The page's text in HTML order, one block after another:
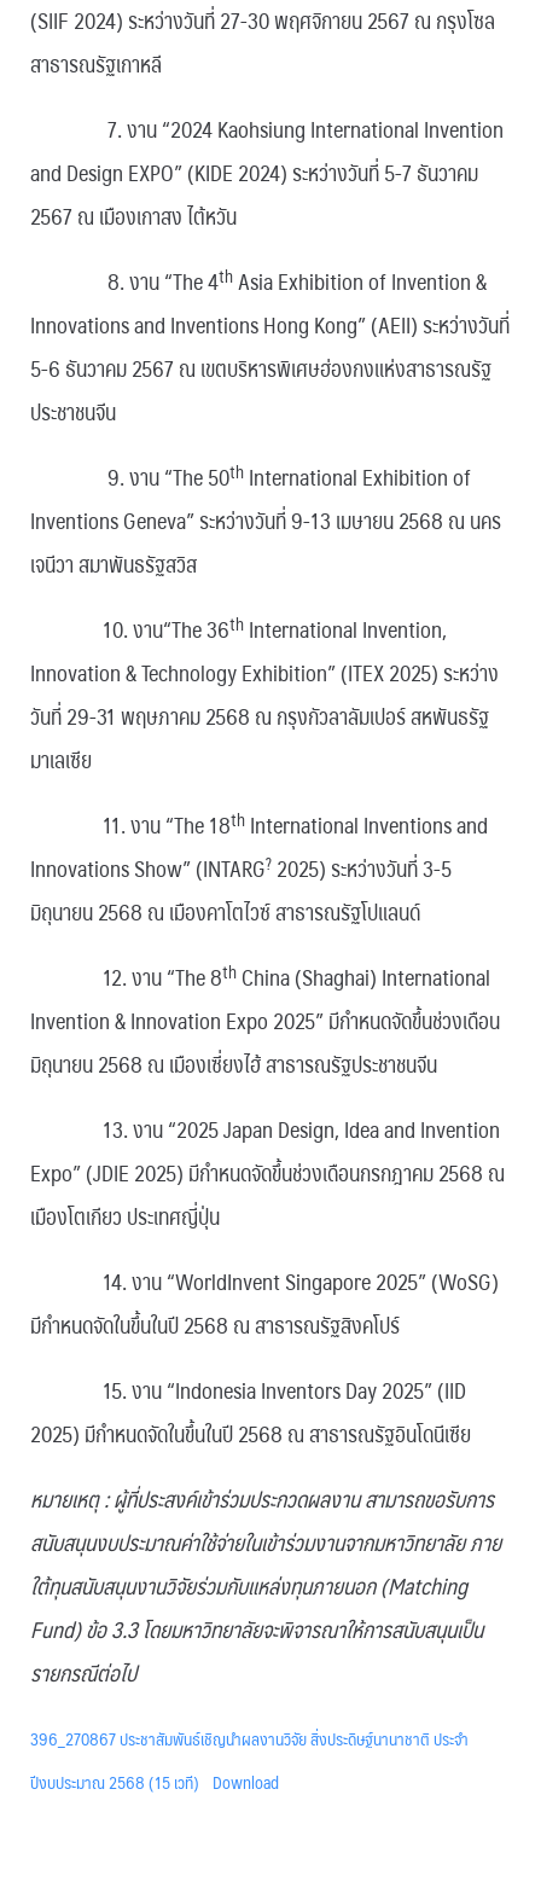
(SIIF 2024) ระหว่างวันที่ 27-30 พฤศจิกายน 2567 ณ กรุงโซล
สาธารณรัฐเกาหลี
7. งาน “2024 Kaohsiung International Invention
and Design EXPO” (KIDE 2024) ระหว่างวันที่ 5-7 ธันวาคม
2567 ณ เมืองเกาสง ไต้หวัน
8. งาน “The 4thAsia Exhibition of Invention &
Innovations and Inventions Hong Kong” (AEII) ระหว่างวันที่
5-6 ธันวาคม 2567 ณ เขตบริหารพิเศษฮ่องกงแห่งสาธารณรัฐ
ประชาชนจีน
9. งาน “The 50th International Exhibition of
Inventions Geneva” ระหว่างวันที่ 9-13 เมษายน 2568 ณ นคร
เจนีวา สมาพันธรัฐสวิส
10. งาน“The 36th International Invention,
Innovation & Technology Exhibition” (ITEX 2025) ระหว่าง
วันที่ 29-31 พฤษภาคม 2568 ณ กรุงกัวลาลัมเปอร์ สหพันธรัฐ
มาเลเซีย
11. งาน “The 18th International Inventions and
Innovations Show” (INTARG? 2025) ระหว่างวันที่ 3-5
มิถุนายน 2568 ณ เมืองคาโตไวซ์ สาธารณรัฐโปแลนด์
12. งาน “The 8th China (Shaghai) International
Invention & Innovation Expo 2025” มีกำหนดจัดขึ้นช่วงเดือน
มิถุนายน 2568 ณ เมืองเซี่ยงไฮ้ สาธารณรัฐประชาชนจีน
13. งาน “2025 Japan Design, Idea and Invention
Expo” (JDIE 2025) มีกำหนดจัดขึ้นช่วงเดือนกรกฎาคม 2568 ณ
เมืองโตเกียว ประเทศญี่ปุ่น
14. งาน “WorldInvent Singapore 2025” (WoSG)
มีกำหนดจัดในขึ้นในปี 2568 ณ สาธารณรัฐสิงคโปร์
15. งาน “Indonesia Inventors Day 2025” (IID
2025) มีกำหนดจัดในขึ้นในปี 2568 ณ สาธารณรัฐอินโดนีเซีย
หมายเหตุ : ผู้ที่ประสงค์เข้าร่วมประกวดผลงาน สามารถขอรับการ
สนับสนุนงบประมาณค่าใช้จ่ายในเข้าร่วมงานจากมหาวิทยาลัย ภาย
ใต้ทุนสนับสนุนงานวิจัยร่วมกับแหล่งทุนภายนอก (Matching
Fund) ข้อ 3.3 โดยมหาวิทยาลัยจะพิจารณาให้การสนับสนุนเป็น
รายกรณีต่อไป
396_270867 ประชาสัมพันธ์เชิญนำผลงานวิจัย สิ่งประดิษฐ์นานาชาติ ประจำ
ปีงบประมาณ 2568 (15 เวที) Download